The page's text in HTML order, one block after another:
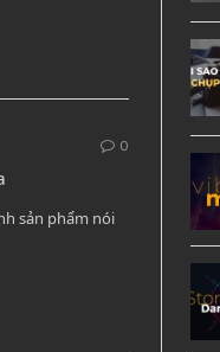
0
sản phẩm nói